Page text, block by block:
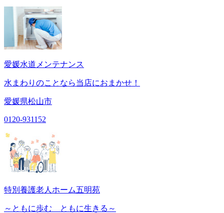
愛媛水道メンテナンス
水まわりのことなら当店におまかせ！
愛媛県松山市
0120-931152
特別養護老人ホーム五明苑
～ともに歩む ともに生きる～